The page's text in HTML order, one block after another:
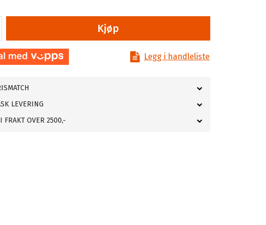
Kjøp
Legg i handleliste
LEVERING
FRAKT OVER 2500,-